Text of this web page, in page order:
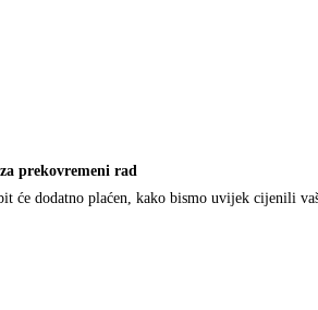
prekovremeni rad
će dodatno plaćen, kako bismo uvijek cijenili